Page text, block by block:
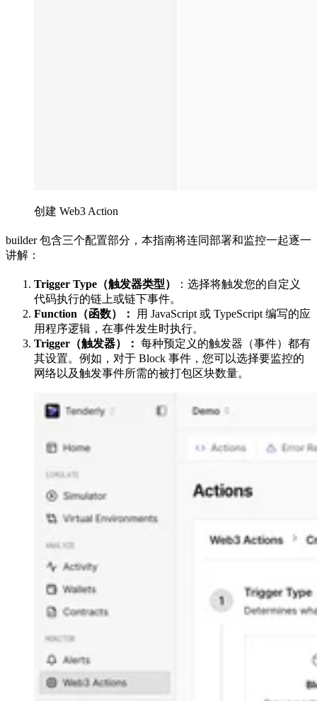
创建 Web3 Action
builder 包含三个配置部分，本指南将连同部署和监控一起逐一
讲解：
Trigger Type（触发器类型）
：选择将触发您的自定义
代码执行的链上或链下事件。
Function（函数）：
用 JavaScript 或 TypeScript 编写的应
用程序逻辑，在事件发生时执行。
Trigger（触发器）： 每种预定义的触发器（事件）都有
其设置。例如，对于 Block 事件，您可以选择要监控的
网络以及触发事件所需的被打包区块数量。